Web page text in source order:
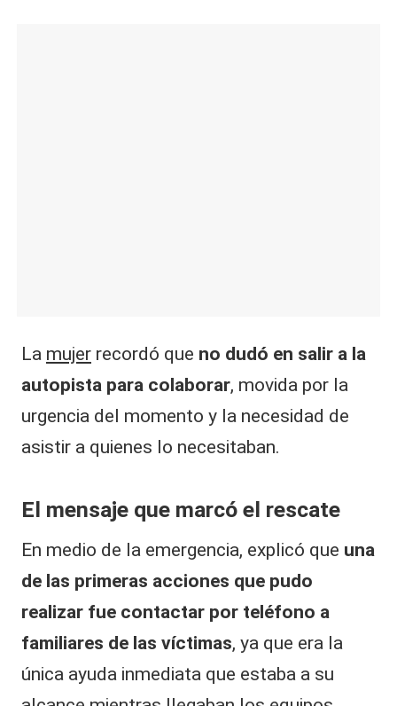
La mujer recordó que no dudó en salir a la
autopista para colaborar, movida por la
urgencia del momento y la necesidad de
asistir a quienes lo necesitaban.
El mensaje que marcó el rescate
En medio de la emergencia, explicó que una
de las primeras acciones que pudo
realizar fue contactar por teléfono a
familiares de las víctimas, ya que era la
única ayuda inmediata que estaba a su